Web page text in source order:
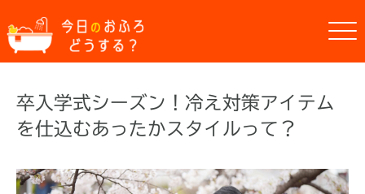
卒入学式シーズン！冷え対策アイテム
を仕込むあったかスタイルって？